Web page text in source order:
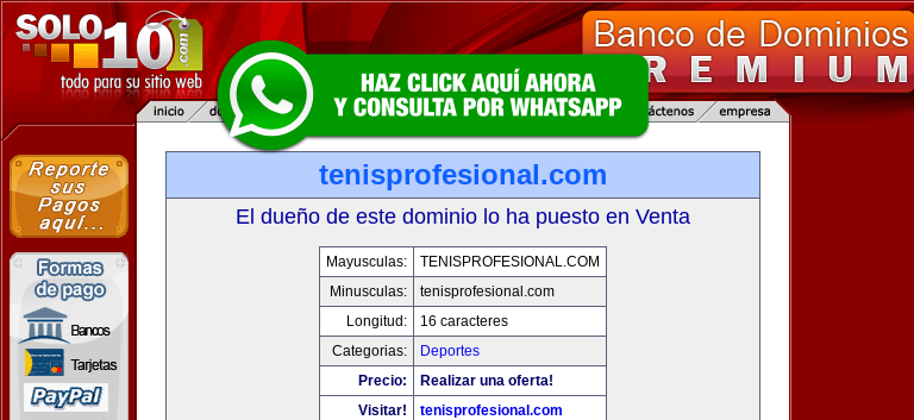
tenisprofesional.com
El dueño de este dominio lo ha puesto en Venta
Mayusculas:
TENISPROFESIONAL.COM
Minusculas:
tenisprofesional.com
Longitud:
16 caracteres
Categorias:
Deportes
Precio:
Realizar una oferta!
Visitar!
tenisprofesional.com